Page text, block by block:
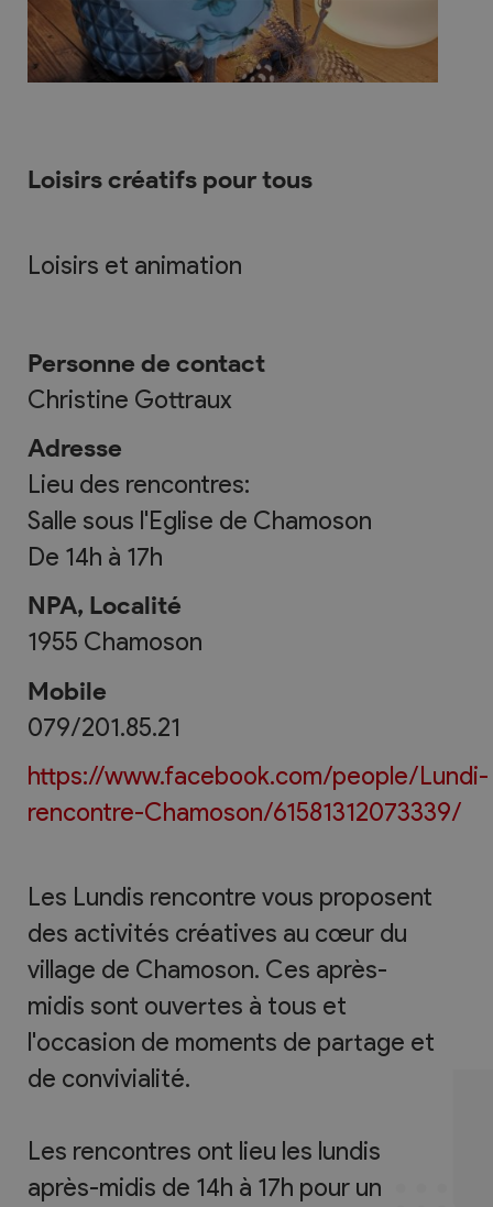
Loisirs créatifs pour tous
Loisirs et animation
Personne de contact
Christine Gottraux
Adresse
Lieu des rencontres:
Salle sous l'Eglise de Chamoson
De 14h à 17h
NPA, Localité
1955 Chamoson
Mobile
079/201.85.21
https://www.facebook.com/people/Lundi-
rencontre-Chamoson/61581312073339/
Les Lundis rencontre vous proposent
des activités créatives au cœur du
village de Chamoson. Ces après-
midis sont ouvertes à tous et
l'occasion de moments de partage et
de convivialité.
Les rencontres ont lieu les lundis
après-midis de 14h à 17h pour un